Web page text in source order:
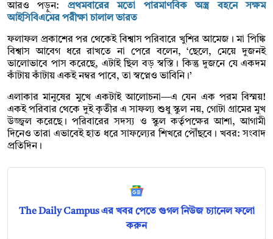
আরও পড়ুন: প্রথমবারের মতো পারমাণবিক অস্ত্র বহনে সক্ষম
আইসিবিএমের পরীক্ষা চালাল ভারত
ফলাফল প্রকাশের পর থেকেই বিশ্বাস পরিবারে খুশির আমেজ। মা পিঙ্কি
বিশ্বাস আবেগ ধরে রাখতে না পেরে বলেন, ‘ছেলে, মেয়ে দুজনই
ভালোভাবে পাস করেছে, এটাই ছিল বড় স্বস্তি। কিন্তু দুজনে যে একদম
কাঁটায় কাঁটায় একই নম্বর পাবে, তা স্বপ্নেও ভাবিনি।’
এলাকার মানুষের মুখে একটাই আলোচনা—এ যেন এক পরম বিস্ময়!
একই পরিবার থেকে দুই কৃতীর এ সাফল্য শুধু স্কুল নয়, গোটা গ্রামের মুখ
উজ্জ্বল করেছে। পরিবারের সদস্য ও স্কুল কর্তৃপক্ষের আশা, আগামী
দিনেও তারা এভাবেই হাত ধরে সাফল্যের শিখরে পৌঁছবে। খবর: সংবাদ
প্রতিদিন।
The Daily Campus এর খবর পেতে গুগল নিউজ চ্যানেল ফলো
করুন